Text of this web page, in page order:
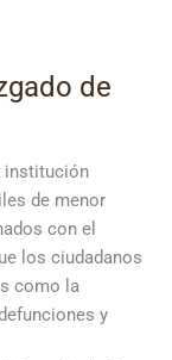
de
institución
de menor
con el
los ciudadanos
como la
y